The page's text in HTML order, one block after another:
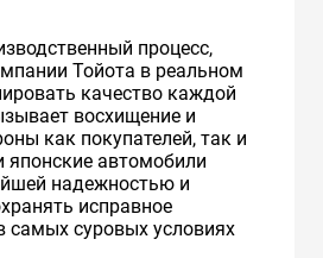
процесс,
Тойота в реальном
качество каждой
восхищение и
как покупателей, так и
японские автомобили
надежностью и
исправное
самых суровых условиях